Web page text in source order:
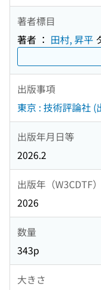
著者標目
著者 ： 田村, 昇平
出版事項
東京 : 技術評論社 (
出版年月日等
2026.2
出版年（W3CDTF）
2026
数量
343p
大きさ